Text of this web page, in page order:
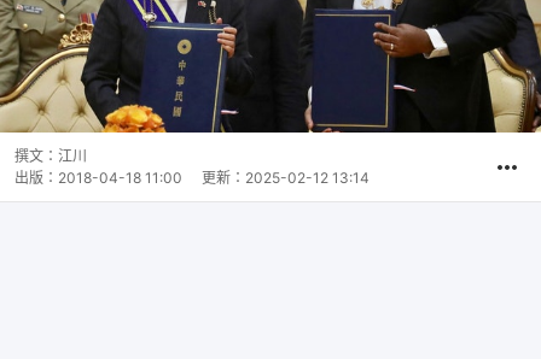
撰文： 江川
出版： 2018-04-18 11:00 更新： 2025-02-12 13:14